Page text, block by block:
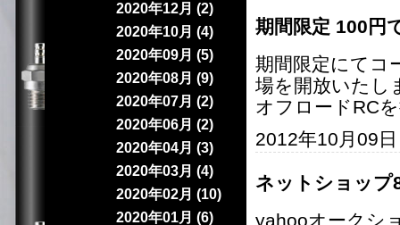
期間限定 100円
期間限定にてコ
場を開放いたし
オフロードRC
2012年10月09
ネットショップ
yahooオークシ
2020年12月 (2)
2020年10月 (4)
2020年09月 (5)
2020年08月 (9)
2020年07月 (2)
2020年06月 (2)
2020年04月 (3)
2020年03月 (4)
2020年02月 (10)
2020年01月 (6)